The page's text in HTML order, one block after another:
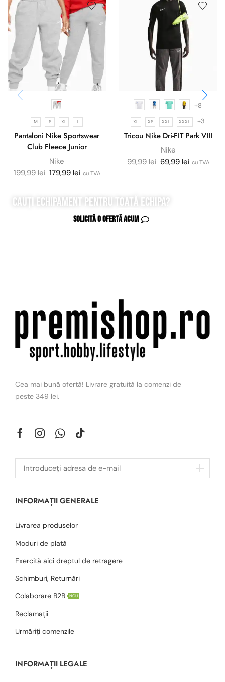
M S XL L
Pantaloni Nike Sportswear
Club Fleece Junior
Nike
199,99lei 179,99 lei cu TVA
+8
XL XS XXL XXXL +3
Tricou Nike Dri-FIT Park VIII
Nike
99,99lei 69,99 lei cu TVA
Cauți echipament pentru toată echipa?
Solicită o ofertă acum
Cea mai bună ofertă! Livrare gratuită la comenzi de
peste 349 lei.
INFORMAȚII GENERALE
Livrarea produselor
Moduri de plată
Exercită aici dreptul de retragere
Schimburi, Returnări
Colaborare B2B
NOU
Reclamații
Urmăriți comenzile
INFORMAȚII LEGALE